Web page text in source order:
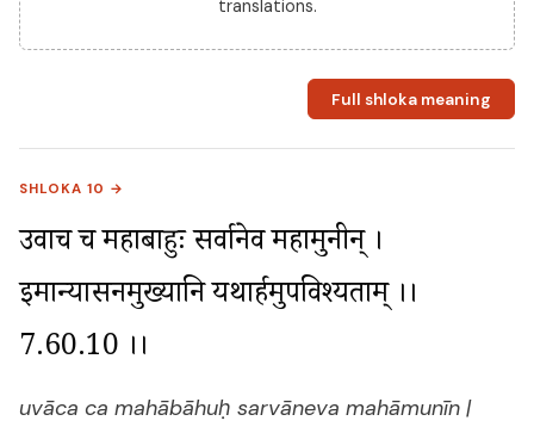
translations.
Full shloka meaning
SHLOKA 10 →
उवाच च महाबाहुः सर्वानेव महामुनीन् ।
इमान्यासनमुख्यानि यथार्हमुपविश्यताम् ।।
7.60.10 ।।
uvāca ca mahābāhuḥ sarvāneva mahāmunīn |